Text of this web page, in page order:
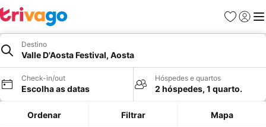
Favoritos
Iniciar
Destino
Valle D'Aosta Festival, Aosta
Check-in/out
Escolha as datas
Hóspedes e quartos
2 hóspedes, 1 quarto.
Ordenar Filtrar Mapa